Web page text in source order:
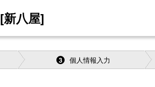
[新八屋]
3 個人情報入力